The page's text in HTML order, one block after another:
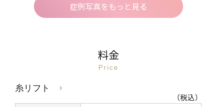
症例写真をもっと見る
料金
Price
糸リフト
（税込）